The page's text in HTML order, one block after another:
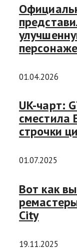
01.04.2026
UK-чарт:
сместила
строчки
01.07.2025
Вот как
City
19.11.2025